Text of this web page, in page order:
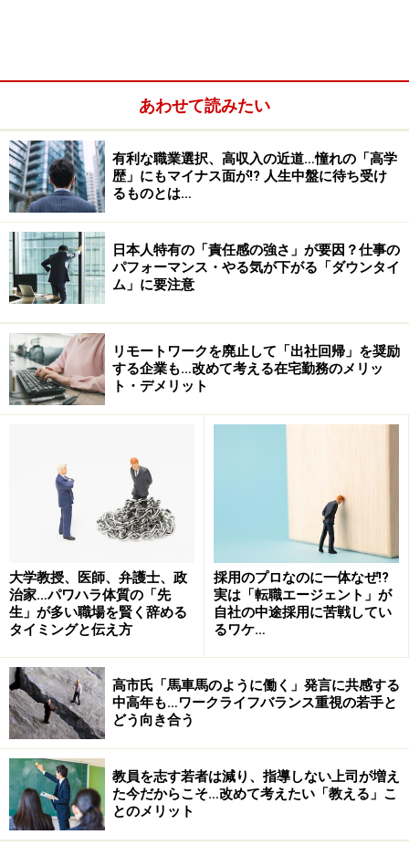
なぜ人は働き続けるのか。お金以外の働く意義を見失い
がちな人は、「FIRE卒業」からその意義の問い直しを実
践してみるのはいかがだろうか。
働き続ける理由（1）「管理されたい欲望」
FIREを“卒業”する人の中には、資金的にはFIRE状態でい
られるけれど、やはり1人ではいたくない、組織に属し
て働きたいという考えに至る人もいるようだ。仕事で得
られるのは「お金」だけではないというところが、この
まず、人材コンサルタントとして数々の人を観察してき
た筆者は、人には「管理されたい欲望」があると考え
数々のことをすべて1人で自己管理することはなかなか
にしんどいものだ。あなたの中にも、他人から管理され
いる人もいれば、無意識のうちにそのような環境にばか
り身を置いてきたという人もいるだろう。
また、管理する側・管理される側双方に、持ちつ持たれ
つの関係がある。誰しも経験したことがない仕事と向き
合った時、特に自分の能力がまだ十分ではない時など
は、上司や先輩の存在に助けられることがある。経験豊
あわせて読みたい
有利な職業選択、高収入の近道…憧れの「高学
歴」にもマイナス面が!? 人生中盤に待ち受け
るものとは…
日本人特有の「責任感の強さ」が要因？仕事の
パフォーマンス・やる気が下がる「ダウンタイ
ム」に要注意
リモートワークを廃止して「出社回帰」を奨励
する企業も…改めて考える在宅勤務のメリッ
ト・デメリット
大学教授、医師、弁護士、政
治家…パワハラ体質の「先
生」が多い職場を賢く辞める
タイミングと伝え方
採用のプロなのに一体なぜ!?
実は「転職エージェント」が
自社の中途採用に苦戦してい
るワケ…
高市氏「馬車馬のように働く」発言に共感する
中高年も…ワークライフバランス重視の若手と
どう向き合う
教員を志す若者は減り、指導しない上司が増え
た今だからこそ…改めて考えたい「教える」こ
とのメリット